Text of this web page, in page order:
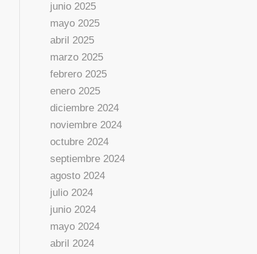
junio 2025
mayo 2025
abril 2025
marzo 2025
febrero 2025
enero 2025
diciembre 2024
noviembre 2024
octubre 2024
septiembre 2024
agosto 2024
julio 2024
junio 2024
mayo 2024
abril 2024